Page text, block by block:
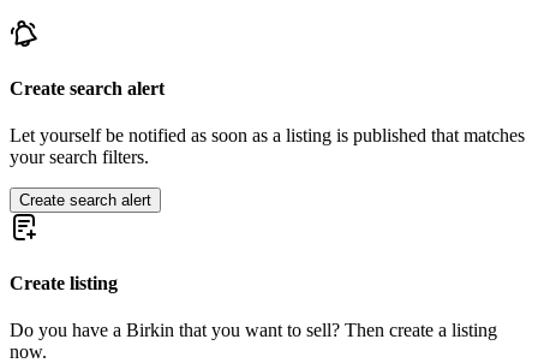
Create search alert
Let yourself be notified as soon as a listing is published that matches
your search filters.
Create search alert
Create listing
Do you have a Birkin that you want to sell? Then create a listing
now.